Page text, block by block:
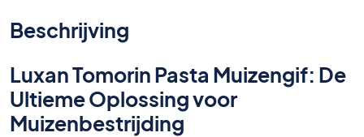
Beschrijving
Luxan Tomorin Pasta Muizengif: De
Ultieme Oplossing voor
Muizenbestrijding